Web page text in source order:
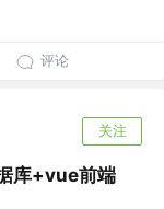
评论
关注
库+vue前端